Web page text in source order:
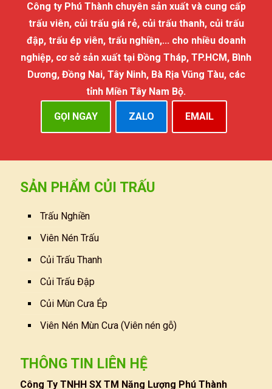
Công ty Phú Thành chuyên sản xuất và cung cấp
trấu viên, củi trấu giá rẻ, củi trấu thanh, củi trấu
đập, trấu ép viên, trấu nghiền,... cho nhiều doanh
nghiệp, cơ sở sản xuất tại Đồng Tháp, TP.HCM, Bình
Dương, Đồng Nai, Tây Ninh, Bà Rịa Vũng Tàu, các
tỉnh Miền Tây Nam Bộ.
GỌI NGAY ZALO EMAIL
SẢN PHẨM CỦI TRẤU
Trấu Nghiền
Viên Nén Trấu
Củi Trấu Thanh
Củi Trấu Đập
Củi Mùn Cưa Ép
Viên Nén Mùn Cưa (Viên nén gỗ)
THÔNG TIN LIÊN HỆ
Công Ty TNHH SX TM Năng Lượng Phú Thành